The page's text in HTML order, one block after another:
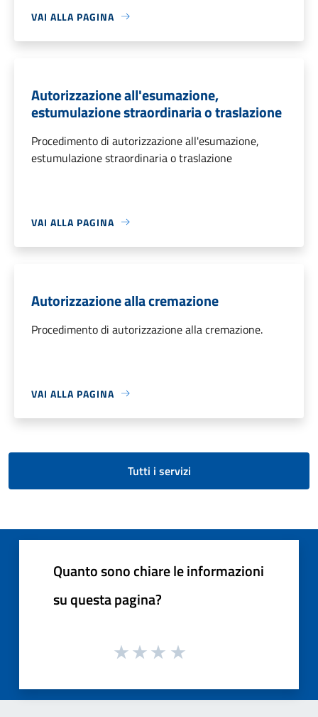
VAI ALLA PAGINA
Autorizzazione all'esumazione,
estumulazione straordinaria o traslazione
Procedimento di autorizzazione all'esumazione,
estumulazione straordinaria o traslazione
VAI ALLA PAGINA
Autorizzazione alla cremazione
Procedimento di autorizzazione alla cremazione.
VAI ALLA PAGINA
Tutti i servizi
Quanto sono chiare le informazioni
su questa pagina?